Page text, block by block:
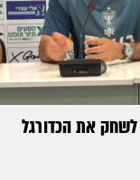
לשחק את הכדורגל